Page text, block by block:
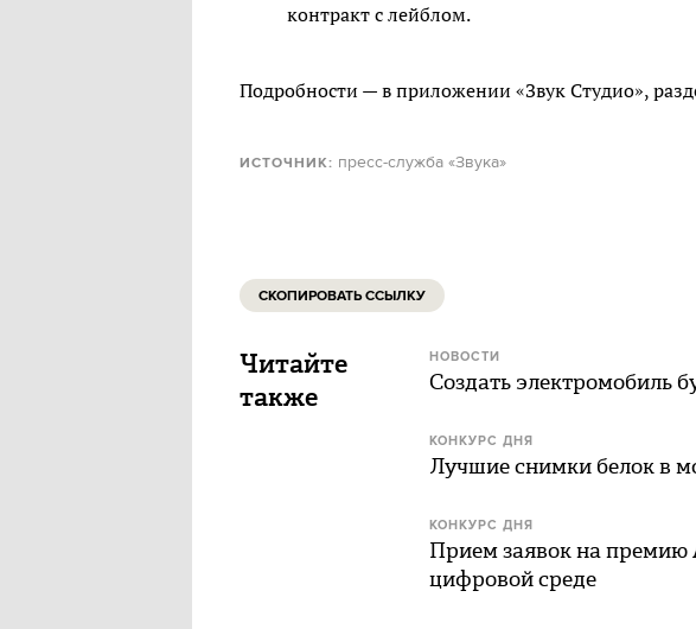
контракт с лейблом.
Подробности — в приложении «Звук Студио»,
ИСТОЧНИК: пресс-служба «Звука»
СКОПИРОВАТЬ ССЫЛКУ
Читайте
также
НОВОСТИ
Создать электромобиль
КОНКУРС ДНЯ
Лучшие снимки белок в
КОНКУРС ДНЯ
Прием заявок на премию
цифровой среде